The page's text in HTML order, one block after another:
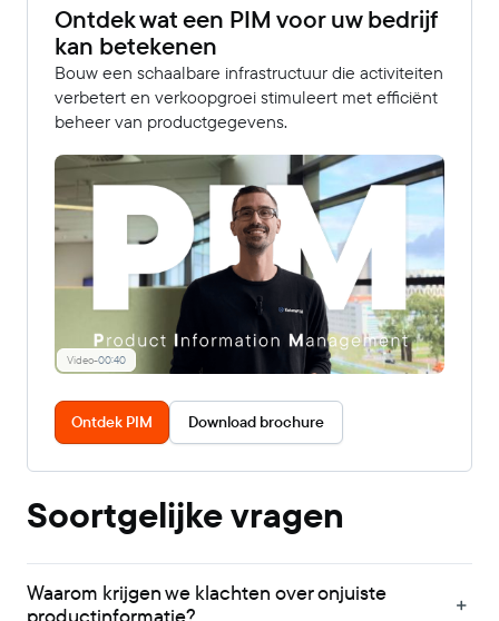
Ontdek wat een PIM voor uw bedrijf
kan betekenen
Bouw een schaalbare infrastructuur die activiteiten
verbetert en verkoopgroei stimuleert met efficiënt
beheer van productgegevens.
Video-00:40
Ontdek PIM Download brochure
Soortgelijke vragen
Waarom krijgen we klachten over onjuiste